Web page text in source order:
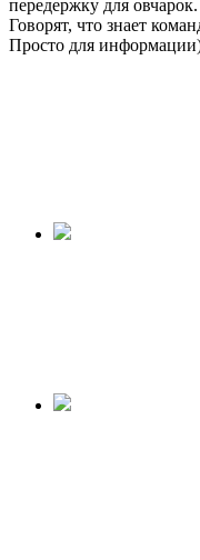
передержку для овчарок.
Говорят, что знает
Просто для